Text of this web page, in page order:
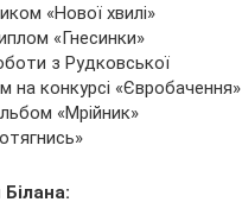
«Нової хвилі»
«Гнесинки»
з Рудковської
на конкурсі «Євробачення»
«Мрійник»